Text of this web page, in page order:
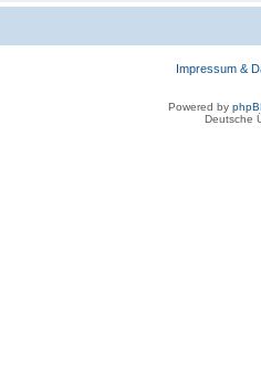
Impressum &
Powered by
Deutsche